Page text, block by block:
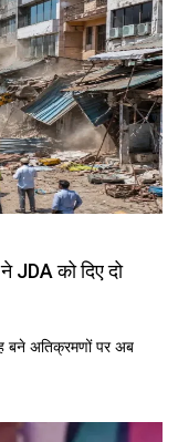
JDA को दिए दो
बने अतिक्रमणों पर अब